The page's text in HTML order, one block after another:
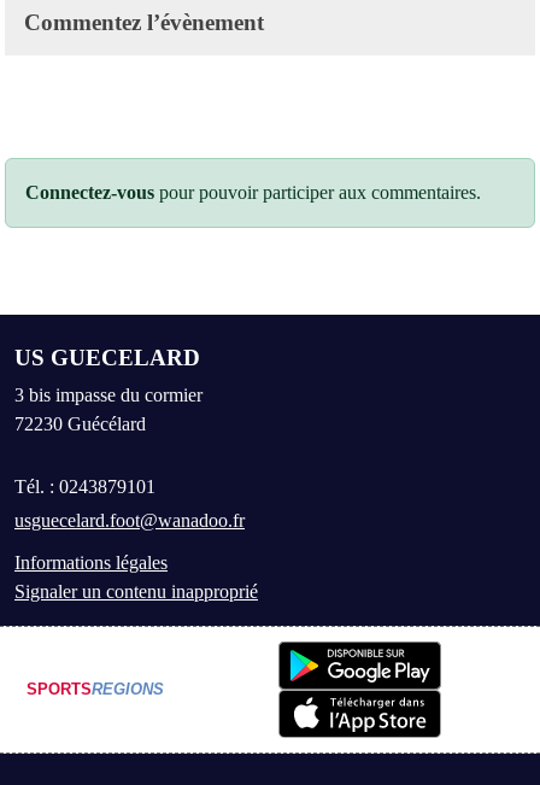
Commentez l’évènement
Connectez-vous pour pouvoir participer aux commentaires.
US GUECELARD
3 bis impasse du cormier
72230 Guécélard
Tél. : 0243879101
usguecelard.foot@wanadoo.fr
Informations légales
Signaler un contenu inapproprié
SPORTSREGIONS